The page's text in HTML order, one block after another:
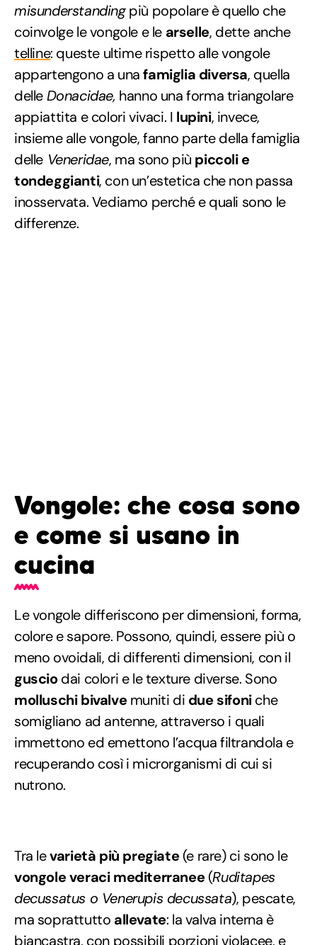
misunderstandingpiù popolare è quello che
coinvolge le vongole e le arselle, dette anche
telline: queste ultime rispetto alle vongole
appartengono a unafamiglia diversa, quella
delleDonacidae, hanno una forma triangolare
appiattita e colori vivaci. I lupini, invece,
insieme alle vongole, fanno parte della famiglia
delle Veneridae, ma sono più piccoli e
tondeggianti, con un’estetica che non passa
inosservata. Vediamo perché e quali sono le
differenze.
Vongole: che cosa sono
e come si usano in
cucina
Le vongole differiscono per dimensioni, forma,
colore e sapore. Possono, quindi, essere più o
meno ovoidali, di differenti dimensioni, con il
gusciodai colori e le texture diverse. Sono
molluschi bivalvemuniti di due sifoniche
somigliano ad antenne, attraverso i quali
immettono ed emettono l’acqua filtrandola e
recuperando così i microrganismi di cui si
nutrono.
Tra levarietà più pregiate(e rare) ci sono le
vongole veraci mediterranee(Ruditapes
decussatus o Venerupis decussata), pescate,
ma soprattutto allevate: la valva interna è
biancastra, con possibili porzioni violacee, e